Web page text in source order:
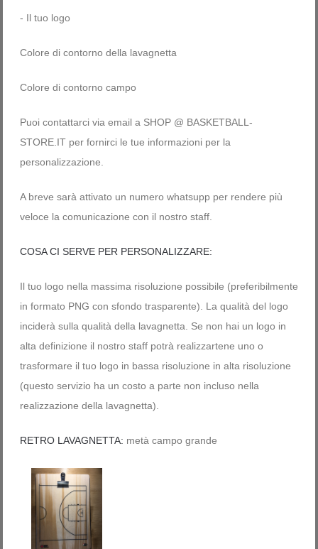
- Il tuo logo
Colore di contorno della lavagnetta
Colore di contorno campo
Puoi contattarci via email a SHOP @ BASKETBALL-
STORE.IT per fornirci le tue informazioni per la
personalizzazione.
A breve sarà attivato un numero whatsupp per rendere più
veloce la comunicazione con il nostro staff.
COSA CI SERVE PER PERSONALIZZARE:
Il tuo logo nella massima risoluzione possibile (preferibilmente
in formato PNG con sfondo trasparente). La qualità del logo
inciderà sulla qualità della lavagnetta. Se non hai un logo in
alta definizione il nostro staff potrà realizzartene uno o
trasformare il tuo logo in bassa risoluzione in alta risoluzione
(questo servizio ha un costo a parte non incluso nella
realizzazione della lavagnetta).
RETRO LAVAGNETTA: metà campo grande